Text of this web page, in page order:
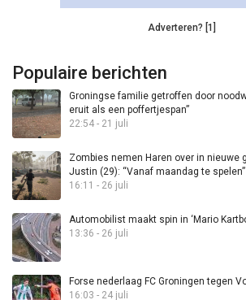
Adverteren? [1]
Populaire berichten
Groningse familie getroffen door
eruit als een poffertjespan”
22:54 - 21 juli
Zombies nemen Haren over in nieuwe
Justin (29): “Vanaf maandag te spelen”
16:11 - 26 juli
Automobilist maakt spin in ‘Mario
13:36 - 26 juli
Forse nederlaag FC Groningen tegen
16:03 - 24 juli